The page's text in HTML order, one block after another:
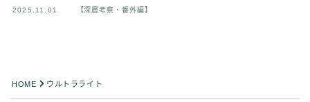
2025.11.01 【深層考察・番外編】
HOME ウルトラライト